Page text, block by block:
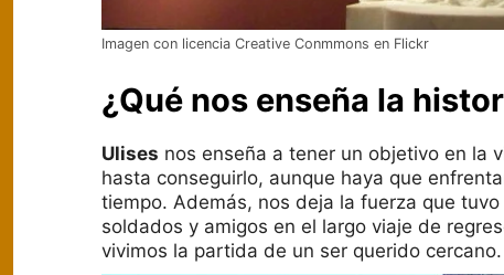
Imagen con licencia Creative Conmmons en Flickr
¿Qué nos enseña la
Ulises nos enseña a tener un objetivo en la
hasta conseguirlo, aunque haya que
tiempo. Además, nos deja la fuerza que
soldados y amigos en el largo viaje de
vivimos la partida de un ser querido cercano.